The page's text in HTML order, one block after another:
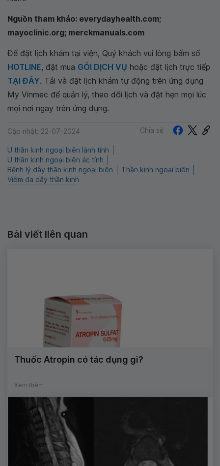
Nguồn tham khảo: everydayhealth.com;
mayoclinic.org; merckmanuals.com
Để đặt lịch khám tại viện, Quý khách vui lòng bấm số
HOTLINE, đặt mua GÓI DỊCH VỤ hoặc đặt lịch trực tiếp
TẠI ĐÂY. Tải và đặt lịch khám tự động trên ứng dụng
My Vinmec để quản lý, theo dõi lịch và đặt hẹn mọi lúc
mọi nơi ngay trên ứng dụng.
Cập nhật: 22-07-2024 Chia sẻ
U thần kinh ngoại biên lành tính
U thần kinh ngoại biên ác tính
Bệnh lý dây thần kinh ngoại biên
Thần kinh ngoại biên
Viêm đa dây thần kinh
Bài viết liên quan
Thuốc Atropin có tác dụng gì?
Xem thêm